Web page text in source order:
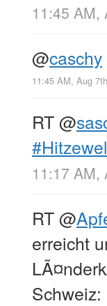
11:45 AM,
@caschy
11:45 AM, Aug
RT@
11:17 AM,
RT@
erreicht
Schweiz: